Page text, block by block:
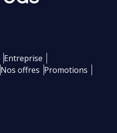
Entreprise
Nos offres Promotions